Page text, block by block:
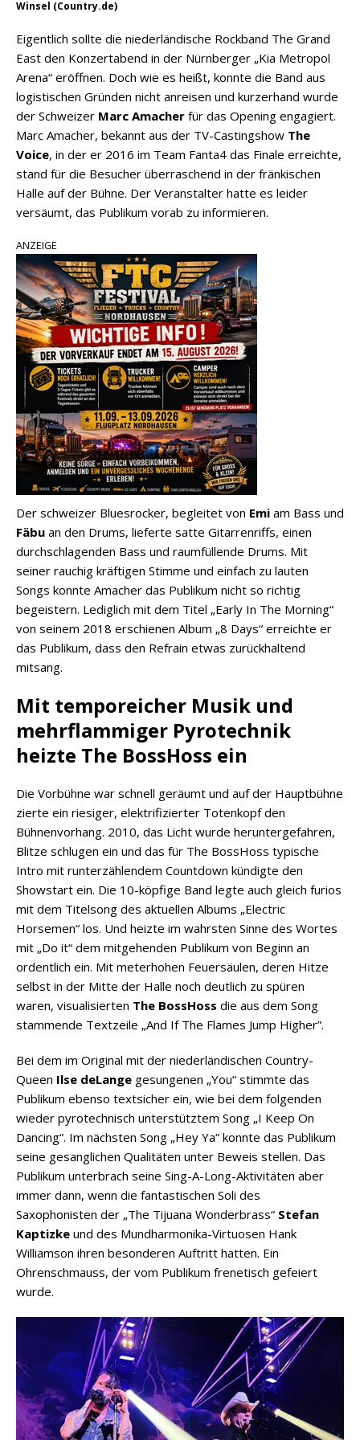
Winsel (Country.de)
Eigentlich sollte die niederländische Rockband The Grand
East den Konzertabend in der Nürnberger „Kia Metropol
Arena“ eröffnen. Doch wie es heißt, konnte die Band aus
logistischen Gründen nicht anreisen und kurzerhand wurde
der Schweizer Marc Amacher für das Opening engagiert.
Marc Amacher, bekannt aus der TV-Castingshow The
Voice, in der er 2016 im Team Fanta4 das Finale erreichte,
stand für die Besucher überraschend in der fränkischen
Halle auf der Bühne. Der Veranstalter hatte es leider
versäumt, das Publikum vorab zu informieren.
ANZEIGE
Der schweizer Bluesrocker, begleitet von Emi am Bass und
Fäbu an den Drums, lieferte satte Gitarrenriffs, einen
durchschlagenden Bass und raumfüllende Drums. Mit
seiner rauchig kräftigen Stimme und einfach zu lauten
Songs konnte Amacher das Publikum nicht so richtig
begeistern. Lediglich mit dem Titel „Early In The Morning“
von seinem 2018 erschienen Album „8 Days“ erreichte er
das Publikum, dass den Refrain etwas zurückhaltend
mitsang.
Mit temporeicher Musik und
mehrflammiger Pyrotechnik
heizte The BossHoss ein
Die Vorbühne war schnell geräumt und auf der Hauptbühne
zierte ein riesiger, elektrifizierter Totenkopf den
Bühnenvorhang. 2010, das Licht wurde heruntergefahren,
Blitze schlugen ein und das für The BossHoss typische
Intro mit runterzählendem Countdown kündigte den
Showstart ein. Die 10-köpfige Band legte auch gleich furios
mit dem Titelsong des aktuellen Albums „Electric
Horsemen“ los. Und heizte im wahrsten Sinne des Wortes
mit „Do it“ dem mitgehenden Publikum von Beginn an
ordentlich ein. Mit meterhohen Feuersäulen, deren Hitze
selbst in der Mitte der Halle noch deutlich zu spüren
waren, visualisierten The BossHoss die aus dem Song
stammende Textzeile „And If The Flames Jump Higher”.
Bei dem im Original mit der niederländischen Country-
Queen Ilse deLange gesungenen „You“ stimmte das
Publikum ebenso textsicher ein, wie bei dem folgenden
wieder pyrotechnisch unterstütztem Song „I Keep On
Dancing“. Im nächsten Song „Hey Ya“ konnte das Publikum
seine gesanglichen Qualitäten unter Beweis stellen. Das
Publikum unterbrach seine Sing-A-Long-Aktivitäten aber
immer dann, wenn die fantastischen Soli des
Saxophonisten der „The Tijuana Wonderbrass“ Stefan
Kaptizke und des Mundharmonika-Virtuosen Hank
Williamson ihren besonderen Auftritt hatten. Ein
Ohrenschmauss, der vom Publikum frenetisch gefeiert
wurde.